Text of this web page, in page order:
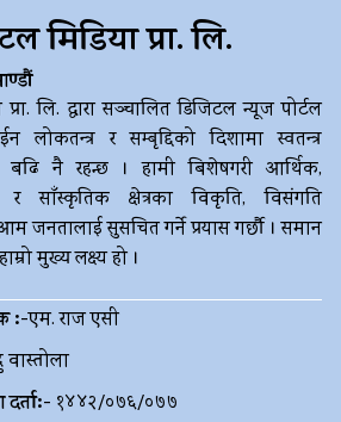
मिडिया प्रा. लि.
लि. द्धारा सञ्चालित डिजिटल न्यूज पोर्टल
र सम्बृद्दिको दिशामा स्वतन्त्र
बढि नै रहन्छ । हामी बिशेषगरी आर्थिक,
र साँस्कृतिक क्षेत्रका विकृति, विसंगति
जनतालाई सुसचित गर्ने प्रयास गर्छौ । समान
मुख्य लक्ष्य हो ।
:-एम. राज एसी
वास्तोला
१४४२/०७६/०७७